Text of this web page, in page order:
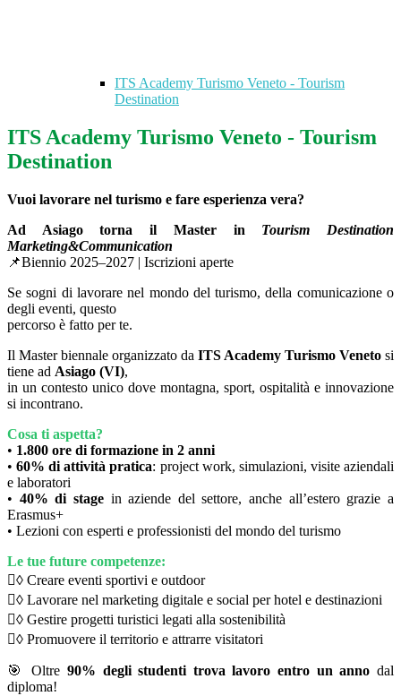
ITS Academy Turismo Veneto - Tourism
Destination
ITS Academy Turismo Veneto - Tourism
Destination
Vuoi lavorare nel turismo e fare esperienza vera?
Ad Asiago torna il Master in Tourism Destination
Marketing&Communication
📌Biennio 2025–2027 | Iscrizioni aperte
Se sogni di lavorare nel mondo del turismo, della comunicazione o
degli eventi, questo
percorso è fatto per te.
Il Master biennale organizzato da ITS Academy Turismo Veneto si
tiene ad Asiago (VI),
in un contesto unico dove montagna, sport, ospitalità e innovazione
si incontrano.
Cosa ti aspetta?
• 1.800 ore di formazione in 2 anni
•60% di attività pratica: project work, simulazioni, visite aziendali
e laboratori
• 40% di stagein aziende del settore, anche all’estero grazie a
Erasmus+
• Lezioni con esperti e professionisti del mondo del turismo
Le tue future competenze:
◊ Creare eventi sportivi e outdoor
◊ Lavorare nel marketing digitale e social per hotel e destinazioni
◊ Gestire progetti turistici legati alla sostenibilità
◊ Promuovere il territorio e attrarre visitatori
🎯 Oltre 90% degli studenti trova lavoro entro un annodal
diploma!